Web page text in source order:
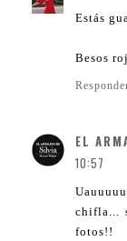
Estás
Besos
EL
10:57
chifla...
fotos!!